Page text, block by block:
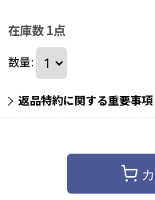
在庫数 1点
数量:
返品特約に関する重要事項